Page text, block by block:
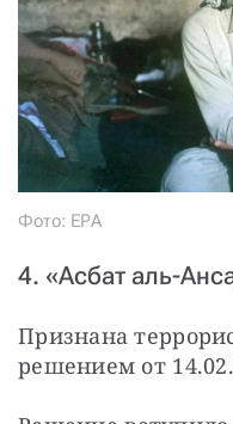
Фото: ЕРА
4. «Асбат аль-
Признана
решением от